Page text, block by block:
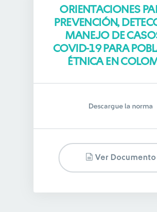
ORIENTACIONES
PREVENCIÓN,
MANEJO DE
COVID-19 PARA
ÉTNICA EN
Descargue la norma
Ver Documento